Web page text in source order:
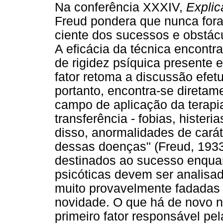
Na conferência XXXIV,
Freud pondera que nunca
ciente dos sucessos e
A eficácia da técnica
de rigidez psíquica presente
fator retoma a discussão
portanto, encontra-se
campo de aplicação da
transferência - fobias,
disso, anormalidades de
dessas doenças" (Freud,
destinados ao sucesso
psicóticas devem ser
muito provavelmente
novidade. O que há de novo
primeiro fator responsável